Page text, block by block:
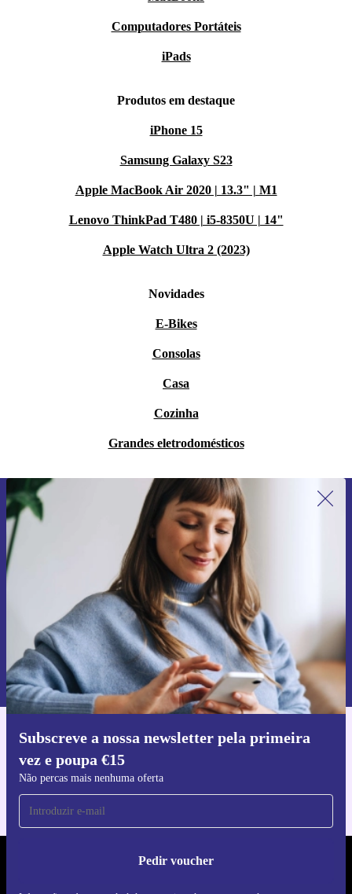
Computadores Portáteis
iPads
Produtos em destaque
iPhone 15
Samsung Galaxy S23
Apple MacBook Air 2020 | 13.3" | M1
Lenovo ThinkPad T480 | i5-8350U | 14"
Apple Watch Ultra 2 (2023)
Novidades
E-Bikes
Consolas
Casa
Cozinha
Grandes eletrodomésticos
Subscreve a nossa newsletter pela primeira
vez e poupa €15
Não percas mais nenhuma oferta
Pedir voucher
Subscreve a nossa newsletter pela
primeira vez e poupa 15€!
Não percas mais nenhuma oferta.
Pedir voucher
Informações sobre o uso de dados pessoais podem ser encontrados na
nossa
Política de Privacidade.
Faz o download da app refurbed
Para iOS e Android
REFURBED PORTUGAL - RETHINK NEW.